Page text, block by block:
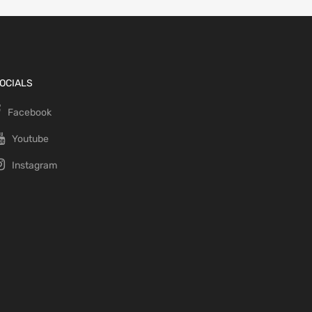
Facebook
Youtube
Instagram